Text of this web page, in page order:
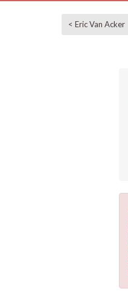
< Eric Van Acker